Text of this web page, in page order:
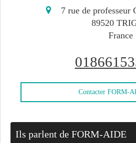
7 rue de professeur
89520
France
Contacter FORM-
Ils parlent de FORM-AIDE